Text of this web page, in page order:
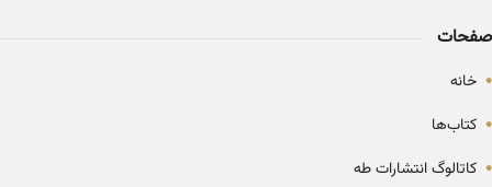
صفحات
• خانه
• کتاب‌ها
• کاتالوگ انتشارات طه